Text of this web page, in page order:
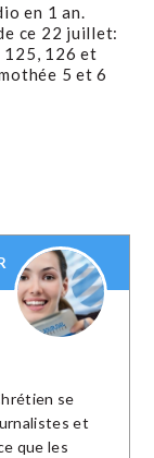
en 1 an.
ce 22 juillet:
125, 126 et
5 et 6
se
et
que les